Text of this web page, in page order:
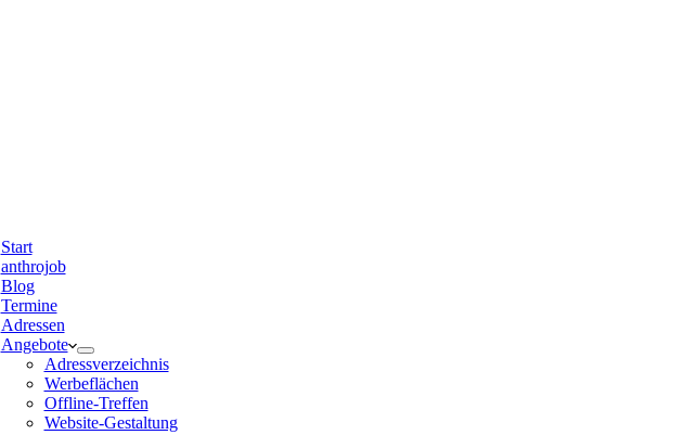
Start
anthrojob
Blog
Termine
Adressen
Angebote
Adressverzeichnis
Werbeflächen
Offline-Treffen
Website-Gestaltung